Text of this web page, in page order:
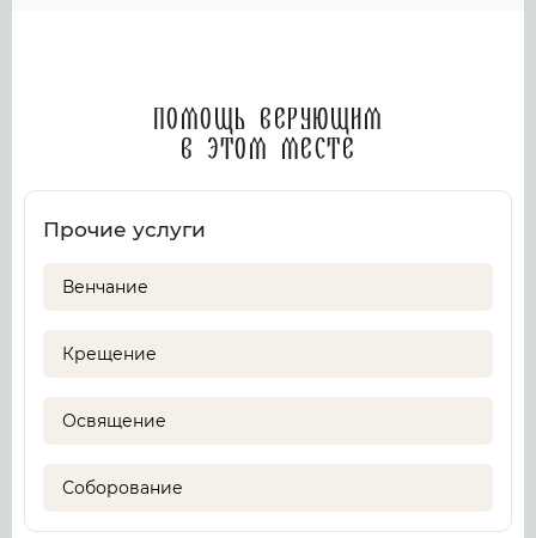
Помощь верующим
в этом месте
Прочие услуги
Венчание
Крещение
Освящение
Соборование